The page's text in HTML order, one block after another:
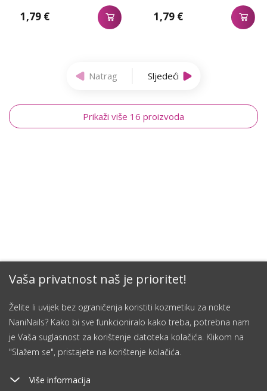
Vaša privatnost naš je prioritet!
Želite li uvijek bez ograničenja koristiti kozmetiku za nokte
NaniNails? Kako bi sve funkcioniralo kako treba, potrebna nam
je Vaša suglasnost za korištenje datoteka kolačića. Klikom na
"Slažem se", pristajete na korištenje kolačića.
Više informacija
1,79 € 1,79 €
Natrag Sljedeći
Prikaži više 16 proizvoda